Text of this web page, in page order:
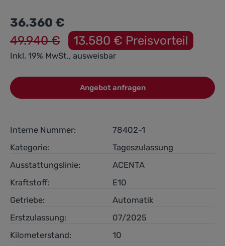
36.360 €
49.940 €
13.580 € Preisvorteil
Inkl. 19% MwSt., ausweisbar
Angebot anfragen
Interne Nummer:
78402-1
Kategorie:
Tageszulassung
Ausstattungslinie:
ACENTA
Kraftstoff:
E10
Getriebe:
Automatik
Erstzulassung:
07/2025
Kilometerstand:
10